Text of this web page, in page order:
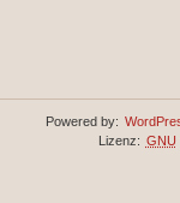
Powered by:
Lizenz: GNU